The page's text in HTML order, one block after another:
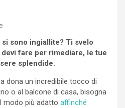
sono ingiallite? Ti svelo
fare per rimediare, le tue
splendide.
dona un incredibile tocco di
o al balcone di casa, bisogna
modo più adatto affinché